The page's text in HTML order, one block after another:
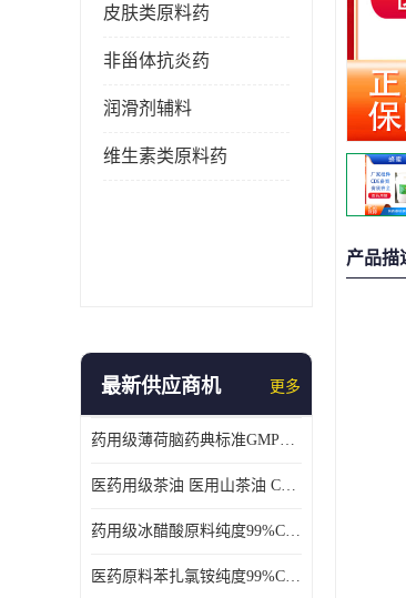
皮肤类原料药
非甾体抗炎药
润滑剂辅料
维生素类原料药
最新供应商机 更多
药用级薄荷脑药典标准GMP工厂
医药用级茶油 医用山茶油 COA质检 价格优 原料药
药用级冰醋酸原料纯度99%CDE备案COA质检
医药原料苯扎氯铵纯度99%CDE备案500g/瓶
产品描